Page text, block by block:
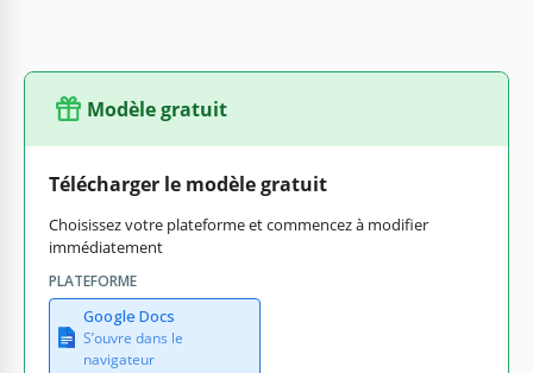
Modèle gratuit
Télécharger le modèle gratuit
Choisissez votre plateforme et commencez à modifier
immédiatement
PLATEFORME
Google Docs
S’ouvre dans le
navigateur